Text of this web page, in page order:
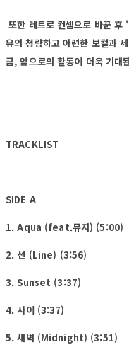
또한 레트로 컨셉으로 바꾼
유의 청량하고 아련한 보컬과
큼, 앞으로의 활동이 더욱 기대
TRACKLIST
SIDE A
1. Aqua (feat.뮤지) (5:00)
2. 선 (Line) (3:56)
3. Sunset (3:37)
4. 사이 (3:37)
5. 새벽 (Midnight) (3:51)